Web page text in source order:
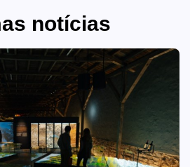
notícias